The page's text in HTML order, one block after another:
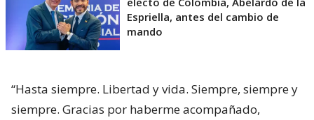
Espriella, antes del cambio de
mando
“Hasta siempre. Libertad y vida. Siempre, siempre y
siempre. Gracias por haberme acompañado,